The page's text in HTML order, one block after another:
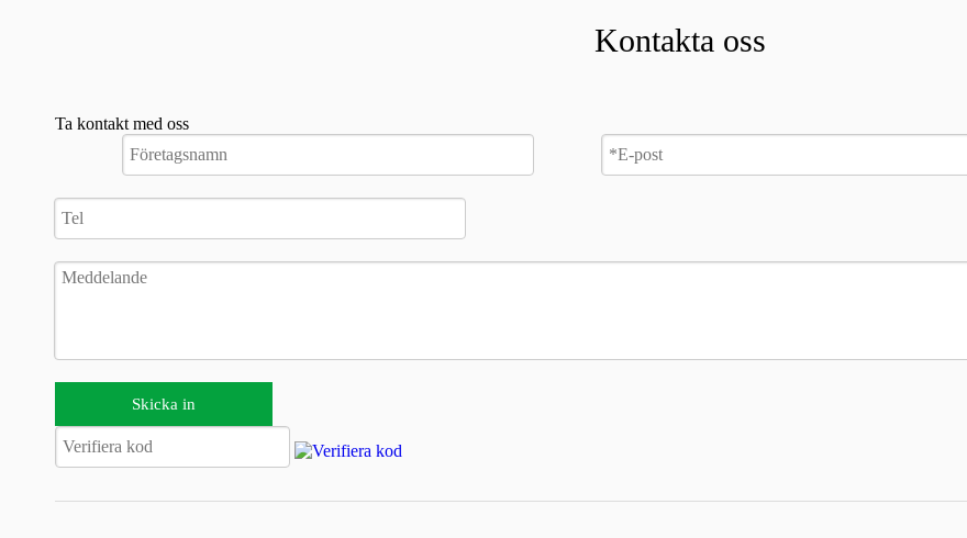
Kontakta oss
Ta kontakt med oss
Skicka in